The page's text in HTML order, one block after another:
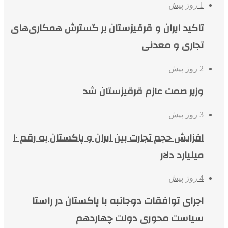
1 روز پیش
تاکید ایران و قرقیزستان بر گسترش همکاری‌های
تجاری و معدنی
2 روز پیش
وزیر صمت عازم قرقیزستان شد
3 روز پیش
افزایش حجم تجارت بین ایران و پاکستان به رقم ۱۰
میلیارد دلار
4 روز پیش
اجرای توافقات دوجانبه با پاکستان در راستا
سیاست محوری دولت چهاردهم